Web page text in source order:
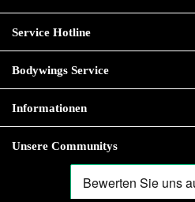
Service Hotline
Bodywings Service
Informationen
Unsere Communitys